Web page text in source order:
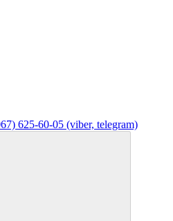
625-60-05 (viber, telegram)